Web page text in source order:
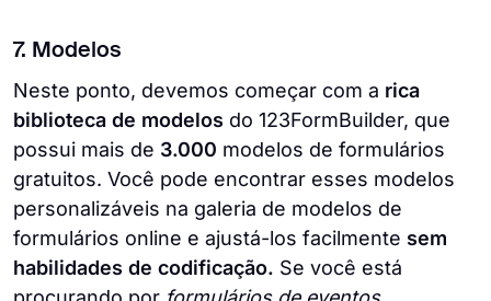
7. Modelos
Neste ponto, devemos começar com a rica
biblioteca de modelos do 123FormBuilder, que
possui mais de 3.000 modelos de formulários
gratuitos. Você pode encontrar esses modelos
personalizáveis na galeria de modelos de
formulários online e ajustá-los facilmente sem
habilidades de codificação. Se você está